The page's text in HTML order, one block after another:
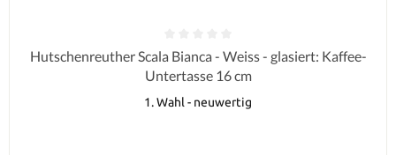
Durchschnittliche Bewertung von 0 von 5 Sternen
Hutschenreuther Scala Bianca - Weiss - glasiert: Kaffee-
Untertasse 16 cm
1. Wahl - neuwertig